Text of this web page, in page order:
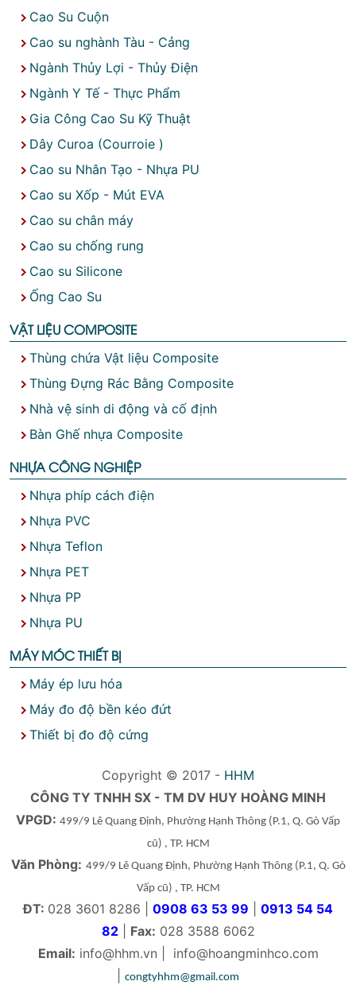
Cao Su Cuộn
Cao su nghành Tàu - Cảng
Ngành Thủy Lợi - Thủy Điện
Ngành Y Tế - Thực Phẩm
Gia Công Cao Su Kỹ Thuật
Dây Curoa (Courroie )
Cao su Nhân Tạo - Nhựa PU
Cao su Xốp - Mút EVA
Cao su chân máy
Cao su chống rung
Cao su Silicone
Ống Cao Su
VẬT LIỆU COMPOSITE
Thùng chứa Vật liệu Composite
Thùng Đựng Rác Bằng Composite
Nhà vệ sinh di động và cố định
Bàn Ghế nhựa Composite
NHỰA CÔNG NGHIỆP
Nhựa phíp cách điện
Nhựa PVC
Nhựa Teflon
Nhựa PET
Nhựa PP
Nhựa PU
MÁY MÓC THIẾT BỊ
Máy ép lưu hóa
Máy đo độ bền kéo đứt
Thiết bị đo độ cứng
Copyright © 2017 - HHM
CÔNG TY TNHH SX - TM DV HUY HOÀNG MINH
VPGD: 499/9 Lê Quang Định, Phường Hạnh Thông (P.1, Q. Gò Vấp
cũ) , TP. HCM
Văn Phòng: 499/9 Lê Quang Định, Phường Hạnh Thông(P.1, Q. Gò
Vấp cũ) , TP. HCM
ĐT: 028 3601 8286 | 0908 63 53 99
0913 54 54
82| Fax: 028 3588 6062
Email: info@hhm.vn
info@hoangminhco.com
congtyhhm@gmail.com